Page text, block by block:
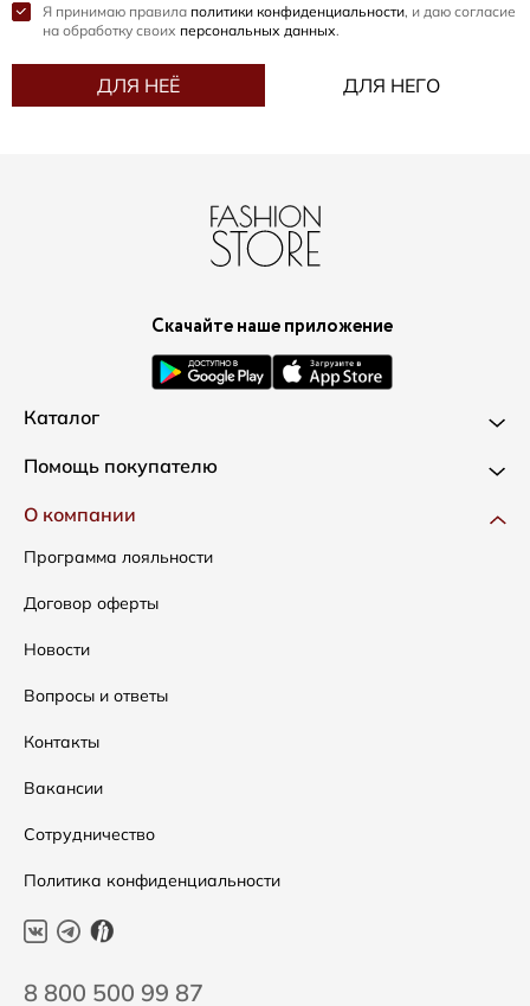
Я принимаю правила политики конфиденциальности, и даю согласие
на обработку своих персональных данных.
ДЛЯ НЕЁ ДЛЯ НЕГО
Скачайте наше приложение
Каталог
Новинки
Одежда
Сумки
Аксессуары
Распродажа
Подарочные сертификаты
Помощь покупателю
Доставка и оплата
Как оформить заказ
Условия возвратов
Таблица размеров
Уход за одеждой
О компании
Программа лояльности
Договор оферты
Новости
Вопросы и ответы
Контакты
Вакансии
Сотрудничество
Политика конфиденциальности
8 800 500 99 87